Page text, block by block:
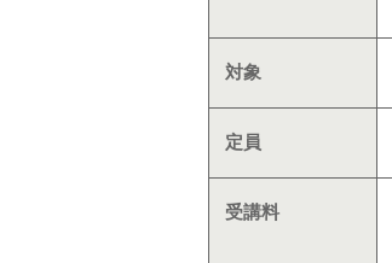
対象
定員
受講料